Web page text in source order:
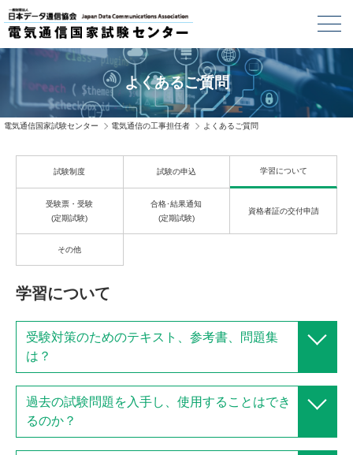
よくあるご質問
電気通信国家試験センター 電気通信の工事担任者 よくあるご質問
試験制度 試験の申込 学習について
受験票・受験
(定期試験)
合格･結果通知
(定期試験)
資格者証の交付申請
その他
学習について
受験対策のためのテキスト、参考書、問題集
は？
過去の試験問題を入手し、使用することはでき
るのか？